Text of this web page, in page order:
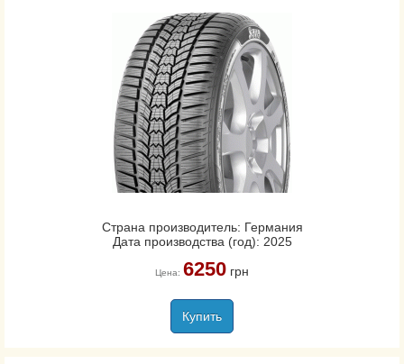
Страна производитель: Германия
Дата производства (год): 2025
Цена: 6250грн
Купить